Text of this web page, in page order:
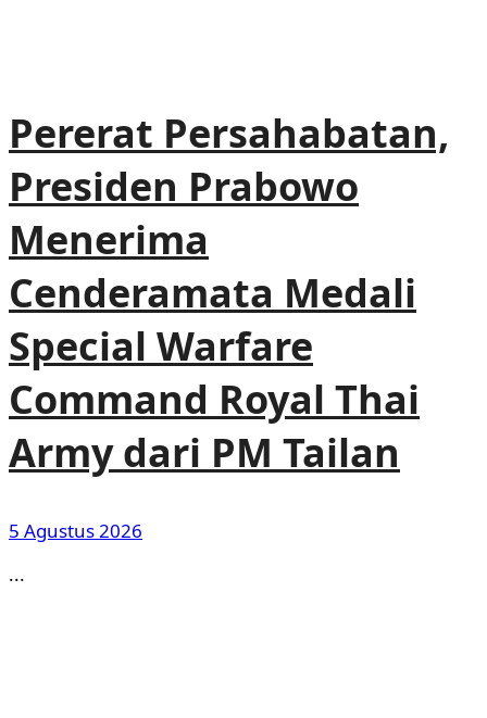
Pererat Persahabatan,
Presiden Prabowo
Menerima
Cenderamata Medali
Special Warfare
Command Royal Thai
Army dari PM Tailan
5 Agustus 2026
...